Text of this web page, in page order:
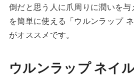
倒だと思う人に爪周りに潤いを与
を簡単に使える「ウルンラップ
がオススメです。
ウルンラップ ネイ